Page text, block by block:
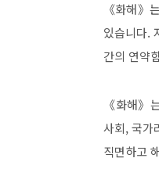
《화해》
있습니다.
간의 연약
《화해》
사회, 국가
직면하고